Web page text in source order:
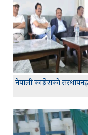
नेपाली कांग्रेसको